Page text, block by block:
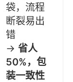
袋，流程
断裂易出
错
→ 省人
50%，包
装一致性